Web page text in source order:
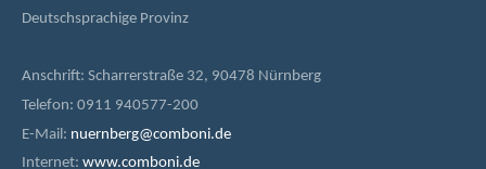
Deutschsprachige Provinz
Anschrift: Scharrerstraße 32, 90478 Nürnberg
Telefon: 0911 940577-200
E-Mail: nuernberg@comboni.de
Internet: www.comboni.de